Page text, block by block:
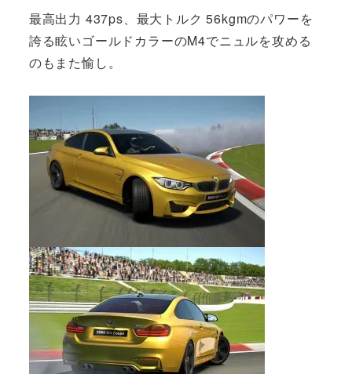
最高出力 437ps、最大トルク 56kgmのパワーを
誇る眩いゴールドカラーのM4でニュルを攻める
のもまた愉し。